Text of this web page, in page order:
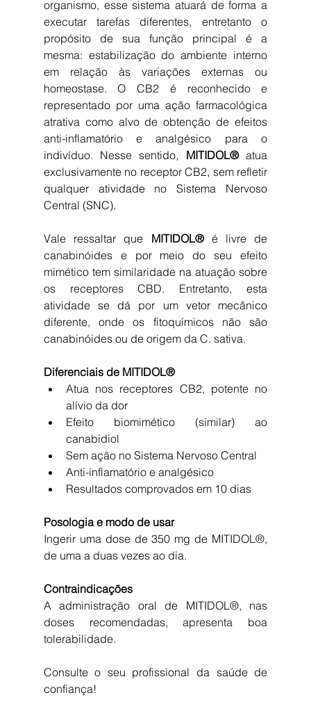
organismo, esse sistema atuará de forma a
executar tarefas diferentes, entretanto o
propósito de sua função principal é a
mesma: estabilização do ambiente interno
em relação às variações externas ou
homeostase. O CB2 é reconhecido e
representado por uma ação farmacológica
atrativa como alvo de obtenção de efeitos
anti-inflamatório e analgésico para o
indivíduo. Nesse sentido, MITIDOL® atua
exclusivamente no receptor CB2, sem refletir
qualquer atividade no Sistema Nervoso
Central (SNC).
Vale ressaltar que MITIDOL® é livre de
canabinóides e por meio do seu efeito
mimético tem similaridade na atuação sobre
os receptores CBD. Entretanto, esta
atividade se dá por um vetor mecânico
diferente, onde os fitoquímicos não são
canabinóides ou de origem da C. sativa.
Diferenciais de MITIDOL®
Atua nos receptores CB2, potente no
alívio da dor
Efeito biomimético (similar) ao
canabidiol
Sem ação no Sistema Nervoso Central
Anti-inflamatório e analgésico
Resultados comprovados em 10 dias
Posologia e modo de usar
Ingerir uma dose de 350 mg de MITIDOL®,
de uma a duas vezes ao dia.
Contraindicações
A administração oral de MITIDOL®, nas
doses recomendadas, apresenta boa
tolerabilidade.
Consulte o seu profissional da saúde de
confiança!